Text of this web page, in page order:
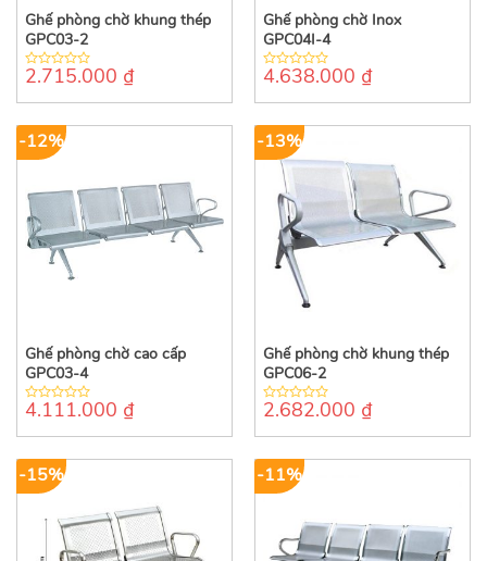
Ghế phòng chờ khung thép
GPC03-2
0
of
2.715.000 ₫
Ghế phòng chờ Inox
GPC04I-4
0
of
4.638.000 ₫
-12%
Ghế phòng chờ cao cấp
GPC03-4
0
of
4.111.000 ₫
-13%
Ghế phòng chờ khung thép
GPC06-2
0
of
2.682.000 ₫
-15% -11%